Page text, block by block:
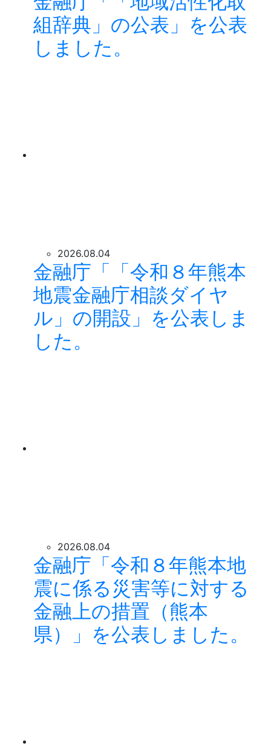
組辞典」の公表」を公表
しました。
2026.08.04
金融庁「「令和８年熊本
地震金融庁相談ダイヤ
ル」の開設」を公表しま
した。
2026.08.04
金融庁「令和８年熊本地
震に係る災害等に対する
金融上の措置（熊本
県）」を公表しました。